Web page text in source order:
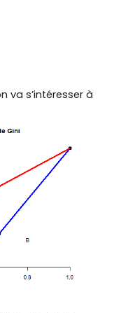
va s’intéresser à